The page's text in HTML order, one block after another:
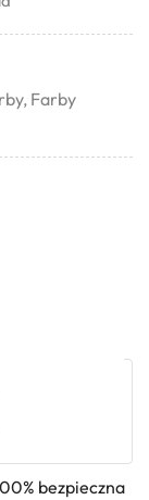
, Farby
bezpieczna